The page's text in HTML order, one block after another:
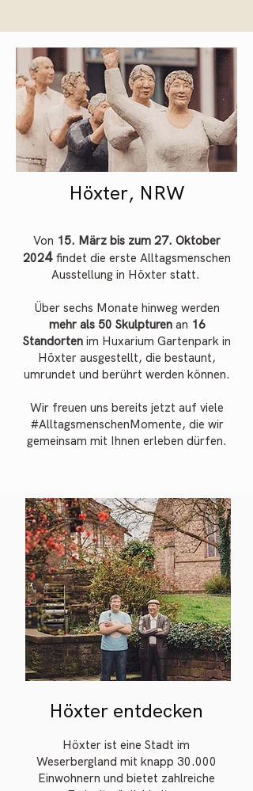
Höxter, NRW
Von 15. März bis zum 27. Oktober
2024 findet die erste Alltagsmenschen
Ausstellung in Höxterstatt.
Über sechs Monate hinweg werden
mehr als 50 Skulpturenan 16
Standorten im Huxarium Gartenpark in
Höxter ausgestellt, die bestaunt,
umrundet und berührt werden können.
Wir freuen uns bereits jetzt auf viele
#AlltagsmenschenMomente, die wir
gemeinsam mit Ihnen erleben dürfen.
Höxter entdecken
Höxter ist eine Stadt im
Weserbergland mit knapp 30.000
Einwohnern und bietet zahlreiche